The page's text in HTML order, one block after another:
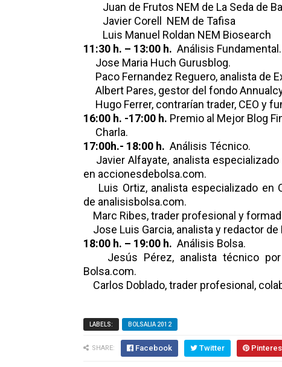
Juan de Frutos NEM de La Seda de
Javier Corell NEM de Tafisa
Luis Manuel Roldan NEM Biosearch
11:30 h. – 13:00 h. Análisis Fundamental.
Jose Maria Huch Gurusblog.
Paco Fernandez Reguero, analista de
Albert Pares, gestor del fondo
Hugo Ferrer, contrarían trader, CEO y
16:00 h. -17:00 h. Premio al Mejor Blog
Charla.
17:00h.- 18:00 h. Análisis Técnico.
Javier Alfayate, analista
en accionesdebolsa.com.
Luis Ortiz, analista especializado en
de analisisbolsa.com.
Marc Ribes, trader profesional y
Jose Luis Garcia, analista y redactor de
18:00 h. – 19:00 h. Análisis Bolsa.
Jesús Pérez, analista técnico por
Bolsa.com.
Carlos Doblado, trader profesional,
LABELS: BOLSALIA 2012
SHARE: Facebook Twitter